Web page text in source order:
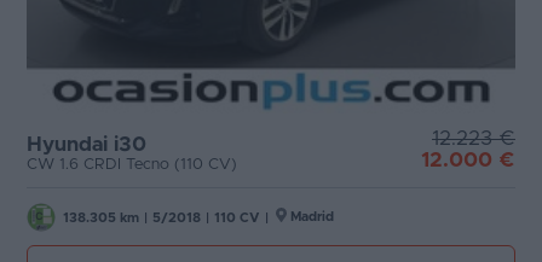
Hyundai i30
CW 1.6 CRDI Tecno (110 CV)
12.223 €
12.000 €
138.305 km 5/2018 110 CV Madrid